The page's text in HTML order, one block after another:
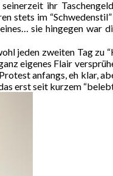
ihr
stets im
sie hingegen war
jeden zweiten Tag zu
eigenes Flair
anfangs, eh klar,
erst seit kurzem